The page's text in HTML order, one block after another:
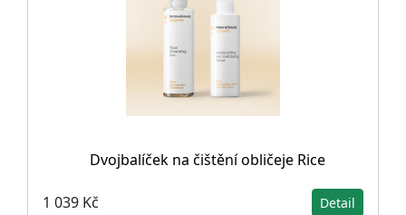
Dvojbalíček na čištění obličeje Rice
1 039 Kč Detail